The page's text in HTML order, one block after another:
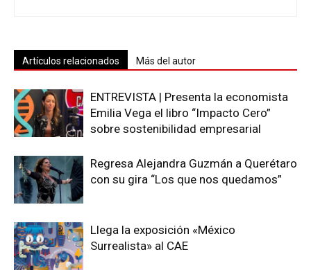
Artículos relacionados Más del autor
ENTREVISTA | Presenta la economista
Emilia Vega el libro “Impacto Cero”
sobre sostenibilidad empresarial
Regresa Alejandra Guzmán a Querétaro
con su gira “Los que nos quedamos”
Llega la exposición «México
Surrealista» al CAE